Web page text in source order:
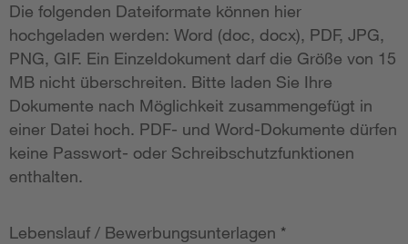
Die folgenden Dateiformate können hier
hochgeladen werden: Word (doc, docx), PDF, JPG,
PNG, GIF. Ein Einzeldokument darf die Größe von 15
MB nicht überschreiten. Bitte laden Sie Ihre
Dokumente nach Möglichkeit zusammengefügt in
einer Datei hoch. PDF- und Word-Dokumente dürfen
keine Passwort- oder Schreibschutzfunktionen
enthalten.
Lebenslauf / Bewerbungsunterlagen *